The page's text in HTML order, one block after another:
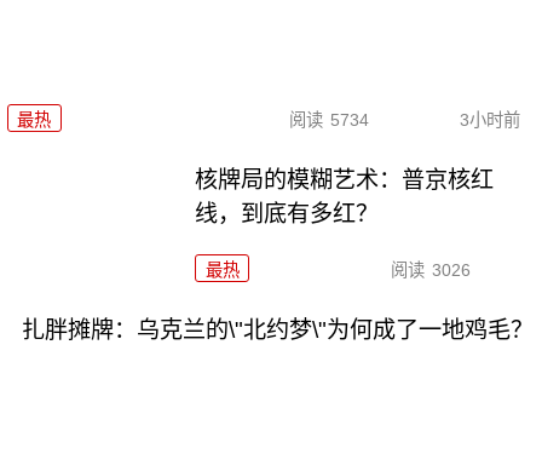
最热 阅读 5734 3小时前
核牌局的模糊艺术：普京核红
线，到底有多红？
最热 阅读 3026
扎胖摊牌：乌克兰的\"北约梦\"为何成了一地鸡毛？